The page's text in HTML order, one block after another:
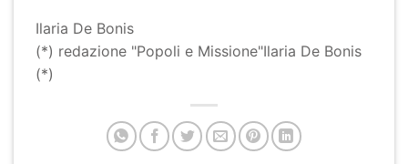
Ilaria De Bonis
(*) redazione "Popoli e Missione"Ilaria De Bonis
(*)